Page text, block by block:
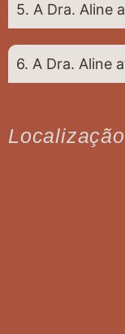
5. A Dra. Aline
6. A Dra. Aline